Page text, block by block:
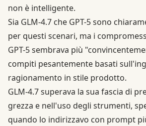
non è intelligente.
Sia GLM-4.7 che GPT-5 sono
per questi scenari, ma i
GPT-5 sembrava più
compiti pesantemente basati
ragionamento in stile prodotto.
GLM-4.7 superava la sua fascia di
grezza e nell'uso degli strumenti,
quando lo indirizzavo con prompt